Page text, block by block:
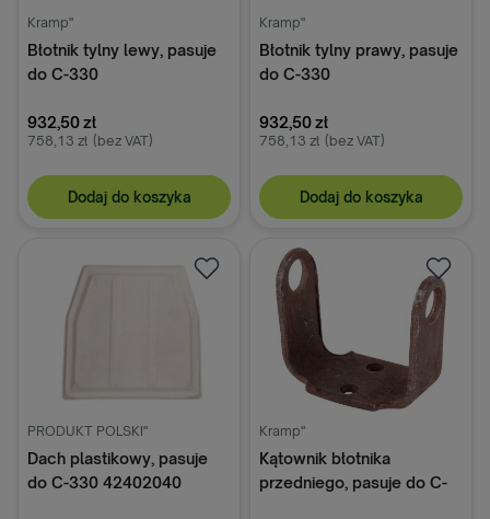
Kramp"
Błotnik tylny lewy, pasuje
do C-330
932,50 zł
758,13 zł (bez VAT)
Dodaj do koszyka
Kramp"
Błotnik tylny prawy, pasuje
do C-330
932,50 zł
758,13 zł (bez VAT)
Dodaj do koszyka
PRODUKT POLSKI"
Dach plastikowy, pasuje
do C-330 42402040
Kramp"
Kątownik błotnika
przedniego, pasuje do C-